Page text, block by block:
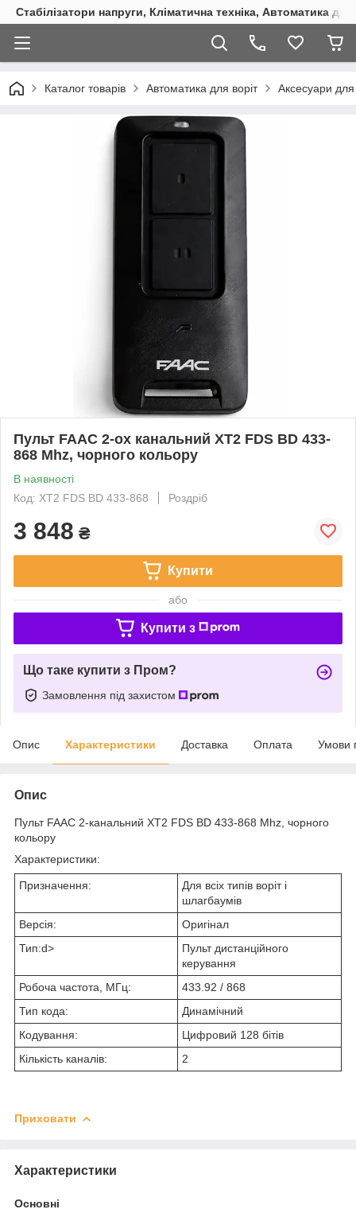
Стабілізатори напруги, Кліматична техніка, Автоматика
Каталог товарів Автоматика для воріт Аксесуари
Пульт FAAC 2-ох канальний XT2 FDS BD 433-
868 Mhz, чорного кольору
В наявності
Код: XT2 FDS BD 433-868
Роздріб
3 848 ₴
Купити
або
Купити з
Що таке купити з Пром?
Замовлення під захистом
Опис Характеристики Доставка Оплата Умови
Опис
Пульт FAAC 2-канальний XT2 FDS BD 433-868 Mhz, чорного
кольору
Характеристики:
Призначення:
Для всіх типів воріт і
шлагбаумів
Версія:
Оригінал
Тип:d>
Пульт дистанційного
керування
Робоча частота, МГц:
433.92 / 868
Тип кода:
Динамічний
Кодування:
Цифровий 128 бітів
Кількість каналів:
2
Приховати
Характеристики
Основні